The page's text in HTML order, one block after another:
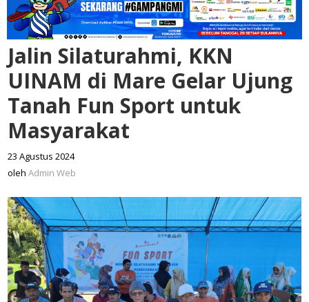
Jalin Silaturahmi, KKN
UINAM di Mare Gelar Ujung
Tanah Fun Sport untuk
Masyarakat
23 Agustus 2024
oleh Admin Web